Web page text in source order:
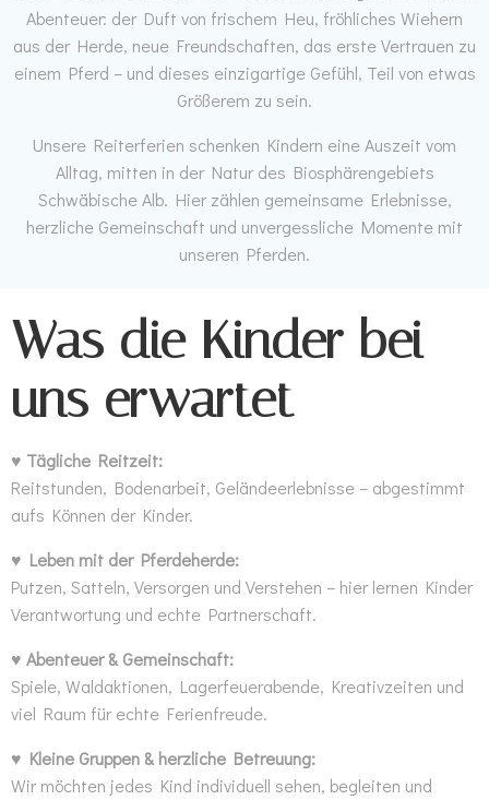
Abenteuer: der Duft von frischem Heu, fröhliches Wiehern
aus der Herde, neue Freundschaften, das erste Vertrauen zu
einem Pferd – und dieses einzigartige Gefühl, Teil von etwas
Größerem zu sein.
Unsere Reiterferien schenken Kindern eine Auszeit vom
Alltag, mitten in der Natur des Biosphärengebiets
Schwäbische Alb. Hier zählen gemeinsame Erlebnisse,
herzliche Gemeinschaft und unvergessliche Momente mit
unseren Pferden.
Was die Kinder bei
uns erwartet
♥ Tägliche Reitzeit:
Reitstunden, Bodenarbeit, Geländeerlebnisse – abgestimmt
aufs Können der Kinder.
♥ Leben mit der Pferdeherde:
Putzen, Satteln, Versorgen und Verstehen – hier lernen Kinder
Verantwortung und echte Partnerschaft.
♥ Abenteuer & Gemeinschaft:
Spiele, Waldaktionen, Lagerfeuerabende, Kreativzeiten und
viel Raum für echte Ferienfreude.
♥ Kleine Gruppen & herzliche Betreuung:
Wir möchten jedes Kind individuell sehen, begleiten und